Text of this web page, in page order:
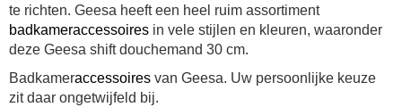
te richten. Geesa heeft een heel ruim assortiment
badkameraccessoires in vele stijlen en kleuren, waaronder
deze Geesa shift douchemand 30 cm.
Badkameraccessoires van Geesa. Uw persoonlijke keuze
zit daar ongetwijfeld bij.